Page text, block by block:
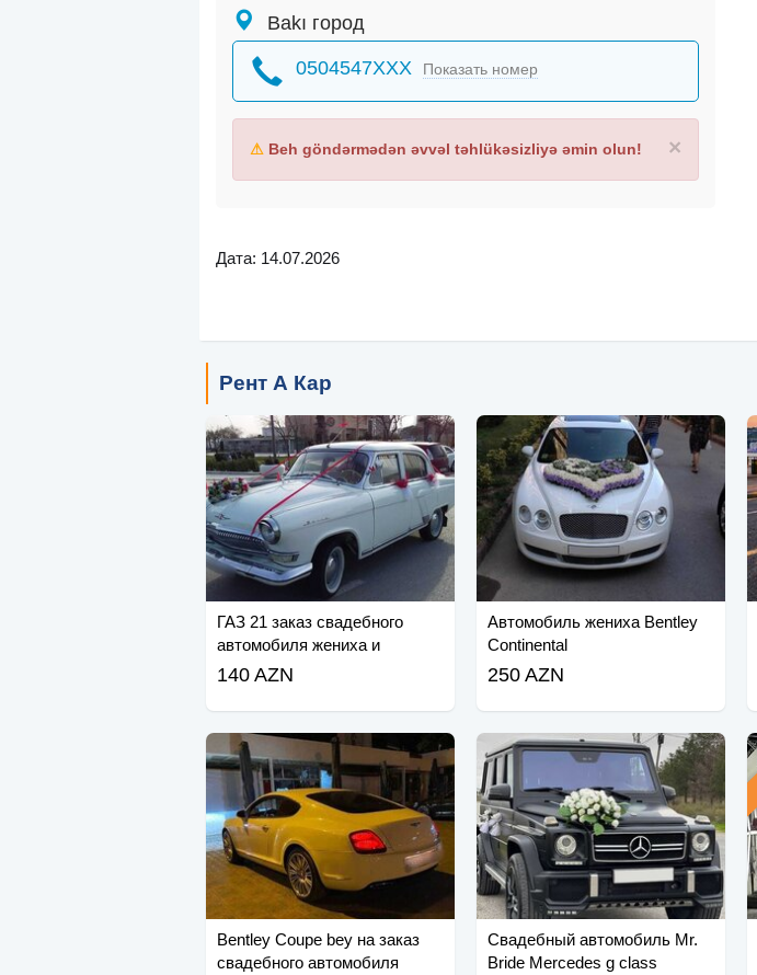
Bakı город
0504547XXX Показать номер
×
⚠ Beh göndərmədən əvvəl təhlükəsizliyə əmin olun!
Дата: 14.07.2026
Рент А Кар
ГАЗ 21 заказ свадебного
автомобиля жениха и
невесты
140 AZN
Автомобиль жениха Bentley
Continental
250 AZN
Bentley Coupe bey на заказ
свадебного автомобиля
Свадебный автомобиль Mr.
Bride Mercedes g class